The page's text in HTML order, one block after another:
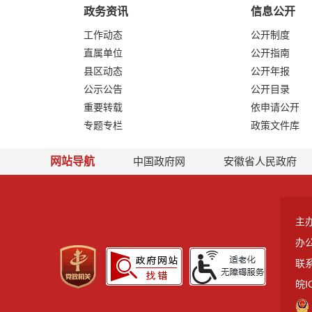
政务资讯
工作动态
直属单位
县区动态
公示公告
重要转载
专题专栏
信息公开
公开制度
公开指南
公开年报
公开目录
依申请公开
政策文件库
网站导航 中国政府网 安徽省人民政府
主
办
联
皖